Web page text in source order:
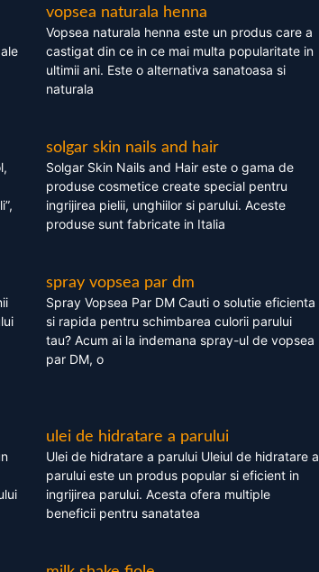
vopsea naturala henna
Vopsea naturala henna este un produs care a
castigat din ce in ce mai multa popularitate in
ultimii ani. Este o alternativa sanatoasa si
naturala
solgar skin nails and hair
Solgar Skin Nails and Hair este o gama de
produse cosmetice create special pentru
ingrijirea pielii, unghiilor si parului. Aceste
produse sunt fabricate in Italia
spray vopsea par dm
Spray Vopsea Par DM Cauti o solutie eficienta
si rapida pentru schimbarea culorii parului
tau? Acum ai la indemana spray-ul de vopsea
par DM, o
ulei de hidratare a parului
Ulei de hidratare a parului Uleiul de hidratare a
parului este un produs popular si eficient in
ingrijirea parului. Acesta ofera multiple
beneficii pentru sanatatea